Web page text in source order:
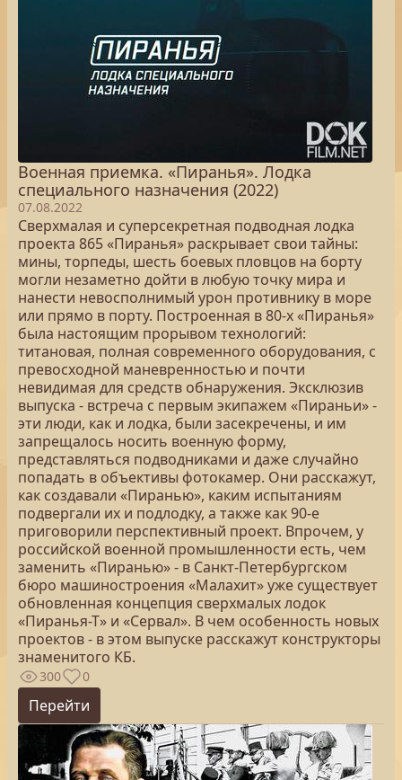
Военная приемка. «Пиранья». Лодка
специального назначения (2022)
07.08.2022
Сверхмалая и суперсекретная подводная лодка
проекта 865 «Пиранья» раскрывает свои тайны:
мины, торпеды, шесть боевых пловцов на борту
могли незаметно дойти в любую точку мира и
нанести невосполнимый урон противнику в море
или прямо в порту. Построенная в 80-х «Пиранья»
была настоящим прорывом технологий:
титановая, полная современного оборудования, с
превосходной маневренностью и почти
невидимая для средств обнаружения. Эксклюзив
выпуска - встреча с первым экипажем «Пираньи» -
эти люди, как и лодка, были засекречены, и им
запрещалось носить военную форму,
представляться подводниками и даже случайно
попадать в объективы фотокамер. Они расскажут,
как создавали «Пиранью», каким испытаниям
подвергали их и подлодку, а также как 90-е
приговорили перспективный проект. Впрочем, у
российской военной промышленности есть, чем
заменить «Пиранью» - в Санкт-Петербургском
бюро машиностроения «Малахит» уже существует
обновленная концепция сверхмалых лодок
«Пиранья-Т» и «Сервал». В чем особенность новых
проектов - в этом выпуске расскажут конструкторы
знаменитого КБ.
300 0
Перейти